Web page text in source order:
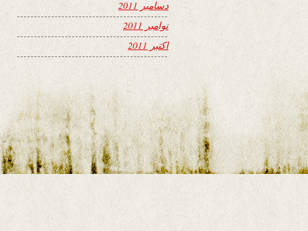
دسامبر 2011
نوامبر 2011
اکتبر 2011